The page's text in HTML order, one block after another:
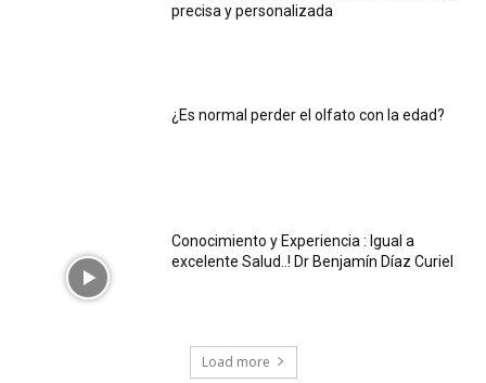
precisa y personalizada
¿Es normal perder el olfato con la edad?
Conocimiento y Experiencia : Igual a
excelente Salud..! Dr Benjamín Díaz Curiel
Load more